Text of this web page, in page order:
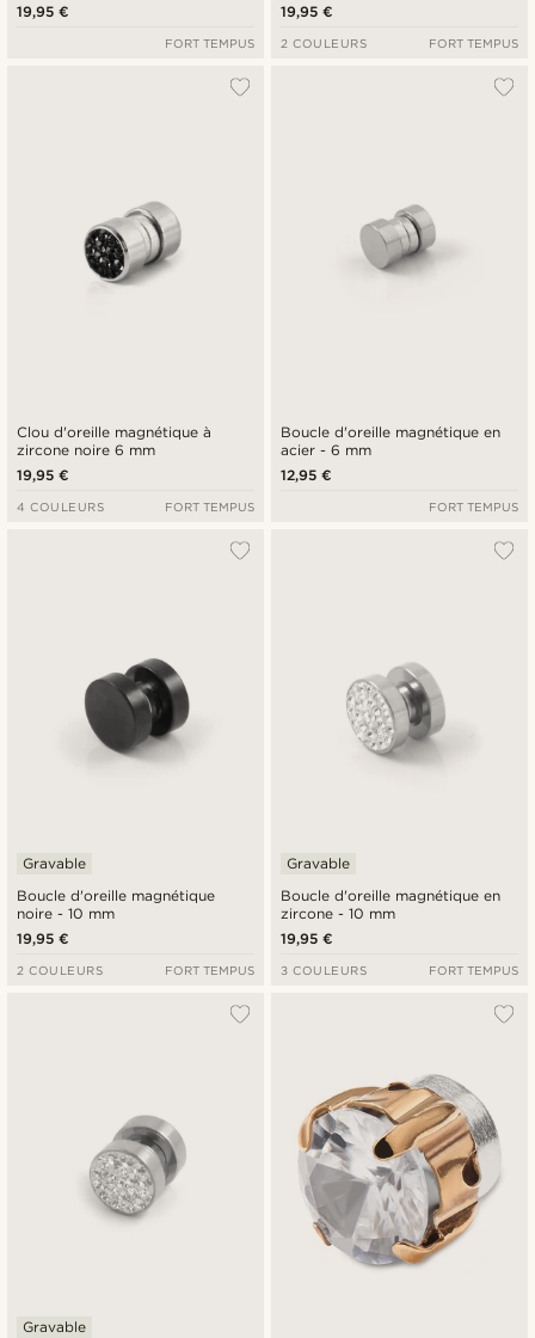
19,95 €
FORT TEMPUS
19,95 €
2 COULEURS FORT TEMPUS
Clou d'oreille magnétique à
zircone noire 6 mm
19,95 €
4 COULEURS FORT TEMPUS
Boucle d'oreille magnétique en
acier - 6 mm
12,95 €
FORT TEMPUS
Boucle d'oreille magnétique
noire - 10 mm
Gravable
19,95 €
2 COULEURS FORT TEMPUS
Boucle d'oreille magnétique en
zircone - 10 mm
Gravable
19,95 €
3 COULEURS FORT TEMPUS
Gravable